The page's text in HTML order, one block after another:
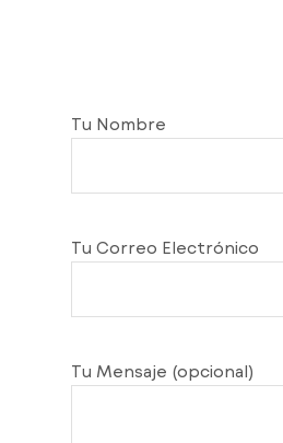
Tu Nombre
Tu Correo Electrónico
Tu Mensaje (opcional)